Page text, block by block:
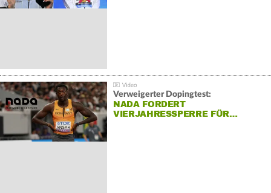
Verweigerter Dopingtest:
NADA FORDERT
VIERJAHRESSPERRE FÜR…